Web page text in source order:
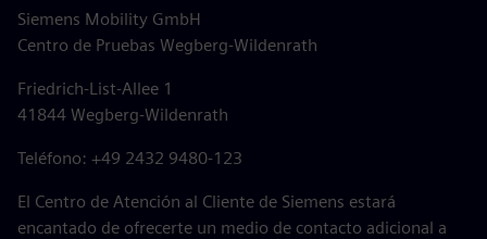
Siemens Mobility GmbH
Centro de Pruebas Wegberg-Wildenrath
Friedrich-List-Allee 1
41844 Wegberg-Wildenrath
Teléfono: +49 2432 9480-123
El Centro de Atención al Cliente de Siemens estará
encantado de ofrecerte un medio de contacto adicional a